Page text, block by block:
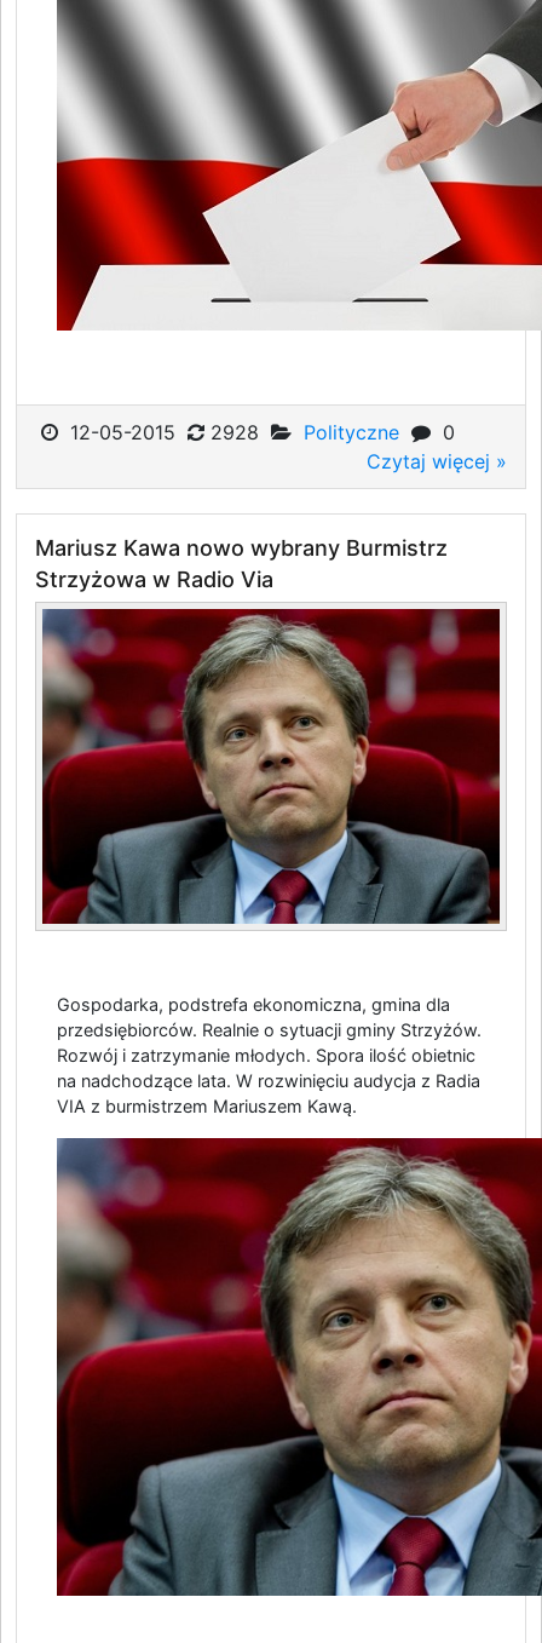
12-05-2015 2928 Polityczne
0
Czytaj więcej »
Mariusz Kawa nowo wybrany Burmistrz
Strzyżowa w Radio Via
Gospodarka, podstrefa ekonomiczna, gmina dla
przedsiębiorców. Realnie o sytuacji gminy Strzyżów.
Rozwój i zatrzymanie młodych. Spora ilość obietnic
na nadchodzące lata. W rozwinięciu audycja z Radia
VIA z burmistrzem Mariuszem Kawą.